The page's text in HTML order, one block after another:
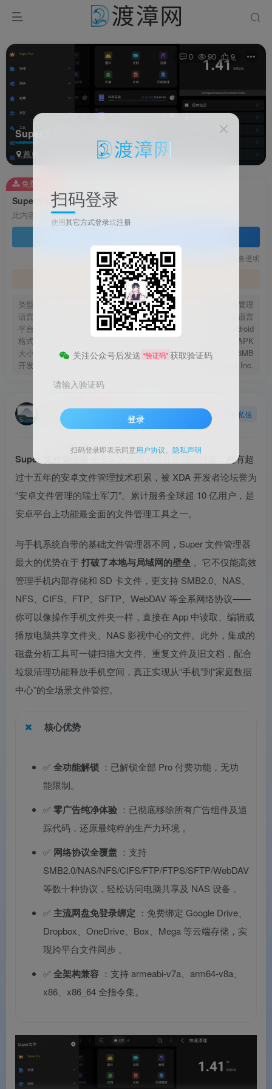
Super文件管理器安卓高级版
首页 系统软件 正文
0 90 9
Super文件管理器安卓高级版
此内容为免费资源，请登录后查看
技术支持 服务透明
官方地址
类型
文件管理
语言
多语言
平台
Android
格式
APK
大小
81.6MB
开发
EStrongs Inc.
免费资源
Super File
2年前发布
关注 私信
Super 文件管理器
由 ES 文件浏览器开发团队打造，拥有超
过十五年的安卓文件管理技术积累，被 XDA 开发者论坛誉为
“安卓文件管理的瑞士军刀”。累计服务全球超 10 亿用户，是
安卓平台上功能最全面的文件管理工具之一。
与手机系统自带的基础文件管理器不同，Super 文件管理器
最大的优势在于打破了本地与局域网的壁垒 。它不仅能高效
管理手机内部存储和 SD 卡文件，更支持 SMB2.0、NAS、
NFS、CIFS、FTP、SFTP、WebDAV 等全系网络协议——
你可以像操作手机文件夹一样，直接在 App 中读取、编辑或
播放电脑共享文件夹、NAS 影视中心的文件。此外，集成的
磁盘分析工具可一键扫描大文件、重复文件及旧文档，配合
垃圾清理功能释放手机空间，真正实现从“手机”到“家庭数据
中心”的全场景文件管控。
核心优势
✅ 全功能解锁 ：已解锁全部 Pro 付费功能，无功
能限制。
✅ 零广告纯净体验 ：已彻底移除所有广告组件及追
踪代码，还原最纯粹的生产力环境 。
✅ 网络协议全覆盖 ：支持
SMB2.0/NAS/NFS/CIFS/FTP/FTPS/SFTP/WebDAV
等数十种协议，轻松访问电脑共享及 NAS 设备 。
✅ 主流网盘免登录绑定 ：免费绑定 Google Drive、
Dropbox、OneDrive、Box、Mega 等云端存储，实
现跨平台文件同步 。
✅ 全架构兼容 ：支持 armeabi-v7a、arm64-v8a、
x86、x86_64 全指令集。
扫码登录
使用其它方式登录或注册
关注公众号后发送 “验证码” 获取验证码
请输入验证码
登录
扫码登录即表示同意用户协议 隐私声明